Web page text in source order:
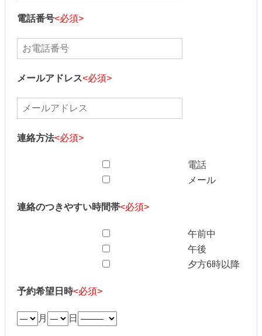
電話番号<必須>
メールアドレス<必須>
連絡方法<必須>
電話
メール
連絡のつきやすい時間帯<必須>
午前中
午後
夕方6時以降
予約希望日時<必須>
月 日